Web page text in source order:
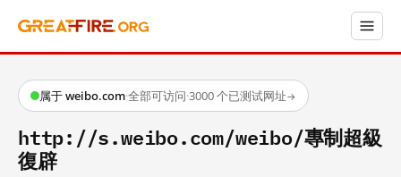
属于 weibo.com·全部可访问·3000 个已测试网址→
http://s.weibo.com/weibo/專制超級
復辟